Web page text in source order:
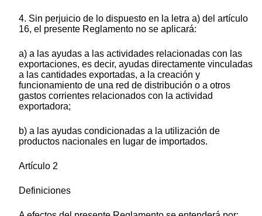
4. Sin perjuicio de lo dispuesto en la letra a) del artículo
16, el presente Reglamento no se aplicará:
a) a las ayudas a las actividades relacionadas con las
exportaciones, es decir, ayudas directamente vinculadas
a las cantidades exportadas, a la creación y
funcionamiento de una red de distribución o a otros
gastos corrientes relacionados con la actividad
exportadora;
b) a las ayudas condicionadas a la utilización de
productos nacionales en lugar de importados.
Artículo 2
Definiciones